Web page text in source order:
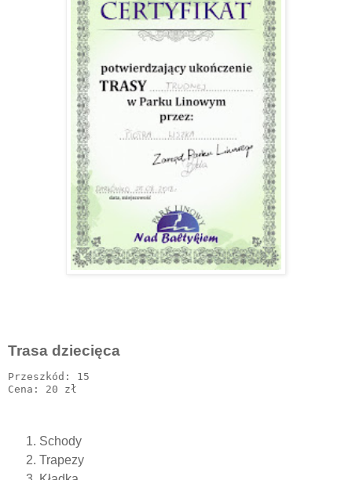
Trasa dziecięca
Przeszkód: 15
Schody
Trapezy